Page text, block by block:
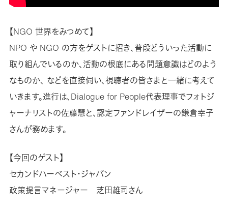
【NGO 世界をみつめて】
NPO や NGO の方をゲストに招き、普段どういった活動に
取り組んでいるのか、活動の根底にある問題意識はどのよう
なものか、 などを直接伺い、視聴者の皆さまと一緒に考えて
いきます。進行は、Dialogue for People代表理事でフォトジ
ャーナリストの佐藤慧と、認定ファンドレイザーの鎌倉幸子
さんが務めます。
【今回のゲスト】
セカンドハーベスト・ジャパン
政策提言マネージャー 芝田雄司さん